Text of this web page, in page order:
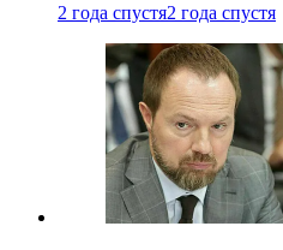
2 года спустя2 года спустя